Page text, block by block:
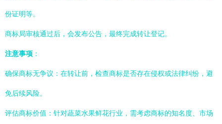
份证明等。
商标局审核通过后，会发布公告，最终完成转让登记。
注意事项 ：
确保商标无争议：在转让前，检查商标是否存在侵权或法律纠纷，避
免后续风险。
评估商标价值：针对蔬菜水果鲜花行业，需考虑商标的知名度、市场